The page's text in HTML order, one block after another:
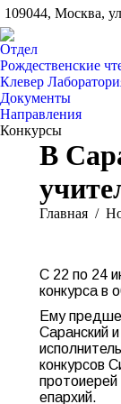
109044, Москва,
Отдел
Рождественские
Клевер
Документы
Направления
Конкурсы
В
Вы здесь:
Главная
С 22 по 24
конкурса в
Ему
Саранский
конкурсов
епархий.